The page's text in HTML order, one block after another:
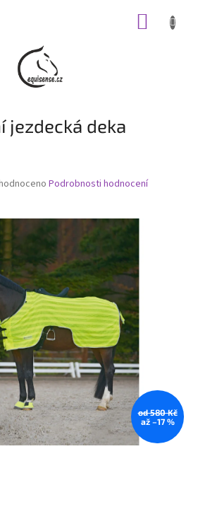
jezdecká deka
Podrobnosti hodnocení
od 580 Kč
až –17 %